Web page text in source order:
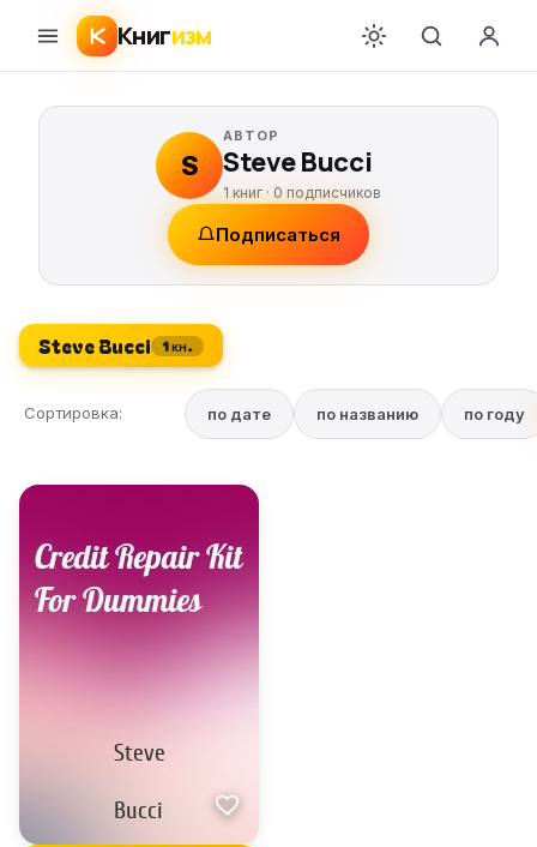
Книгизм
S
АВТОР
Steve Bucci
1 книг · 0 подписчиков
Подписаться
Steve Bucci 1 кн.
Сортировка: по дате по названию по году